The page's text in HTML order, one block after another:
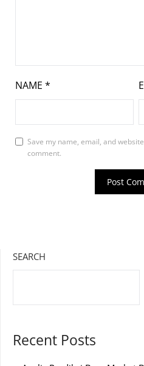
NAME *
Save my name, email, and
comment.
SEARCH
Recent Posts